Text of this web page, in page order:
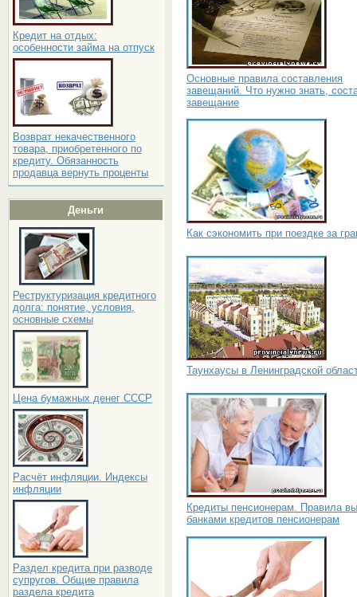
Кредит на отдых:
особенности займа на отпуск
Возврат некачественного
товара, приобретенного по
кредиту. Обязанность
продавца вернуть проценты
Деньги
Реструктуризация кредитного
долга: понятие, условия,
основные схемы
Цена бумажных денег СССР
Расчёт инфляции. Индексы
инфляции
Раздел кредита при разводе
супругов. Общие правила
раздела кредита
Основные правила составления
завещаний. Что нужно знать,
завещание
Как сэкономить при поездке за
Таунхаусы в Ленинградской
Кредиты пенсионерам. Правила
банками кредитов пенсионерам